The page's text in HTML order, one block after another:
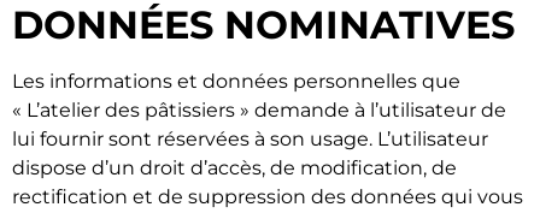
DONNÉES NOMINATIVES
Les informations et données personnelles que
« L’atelier des pâtissiers » demande à l’utilisateur de
lui fournir sont réservées à son usage. L’utilisateur
dispose d’un droit d’accès, de modification, de
rectification et de suppression des données qui vous